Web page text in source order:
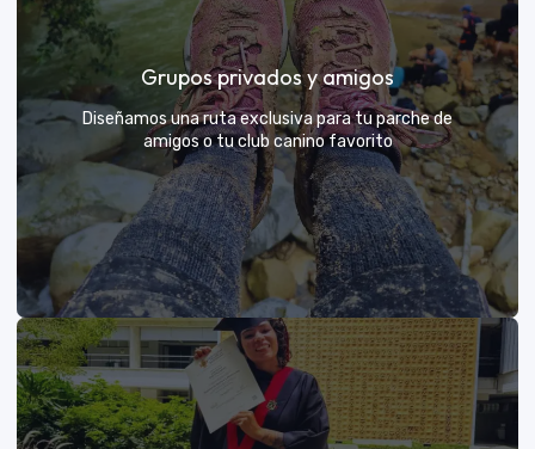
Días de Campo para Empresas
El mejor beneficio para tu equipo: compartir con sus
exploradores y fortalecer lazos rodeados de
naturaleza
VER MÁS
Grupos privados y amigos
Diseñamos una ruta exclusiva para tu parche de
amigos o tu club canino favorito